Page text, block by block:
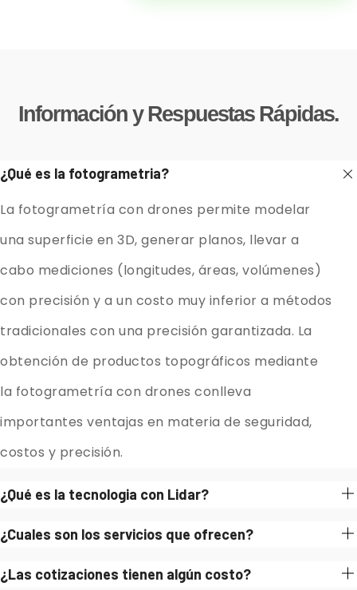
Información y Respuestas Rápidas.
¿Qué es la fotogrametria?
La fotogrametría con drones permite modelar
una superficie en 3D, generar planos, llevar a
cabo mediciones (longitudes, áreas, volúmenes)
con precisión y a un costo muy inferior a métodos
tradicionales con una precisión garantizada. La
obtención de productos topográficos mediante
la fotogrametría con drones conlleva
importantes ventajas en materia de seguridad,
costos y precisión.
¿Qué es la tecnologia con Lidar?
¿Cuales son los servicios que ofrecen?
¿Las cotizaciones tienen algún costo?